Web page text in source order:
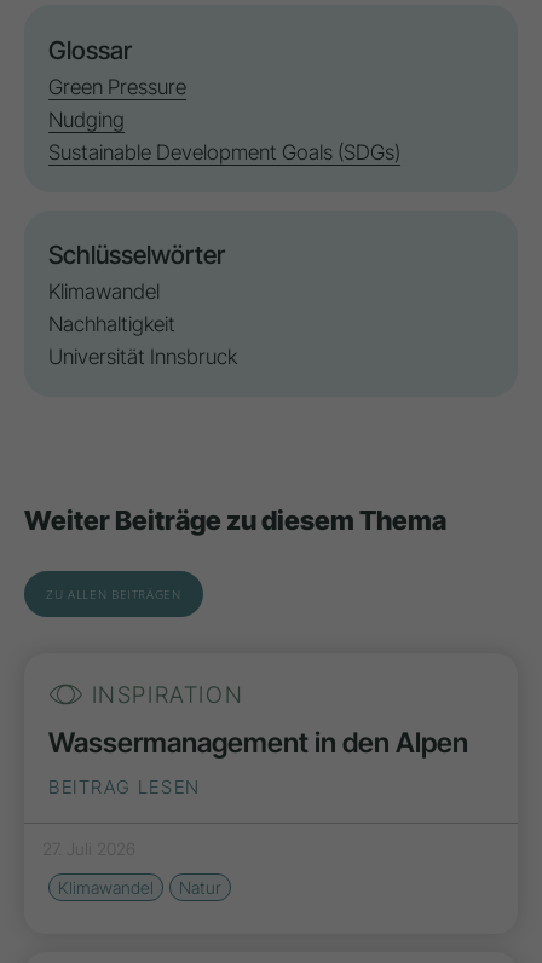
Glossar
Green Pressure
Nudging
Sustainable Development Goals (SDGs)
Schlüsselwörter
Klimawandel
Nachhaltigkeit
Universität Innsbruck
Weiter Beiträge zu diesem Thema
ZU ALLEN BEITRÄGEN
INSPIRATION
Wassermanagement in den Alpen
BEITRAG LESEN
27. Juli 2026
Klimawandel
Natur